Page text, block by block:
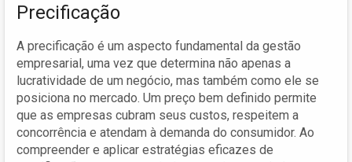
Precificação
A precificação é um aspecto fundamental da gestão
empresarial, uma vez que determina não apenas a
lucratividade de um negócio, mas também como ele se
posiciona no mercado. Um preço bem definido permite
que as empresas cubram seus custos, respeitem a
concorrência e atendam à demanda do consumidor. Ao
compreender e aplicar estratégias eficazes de